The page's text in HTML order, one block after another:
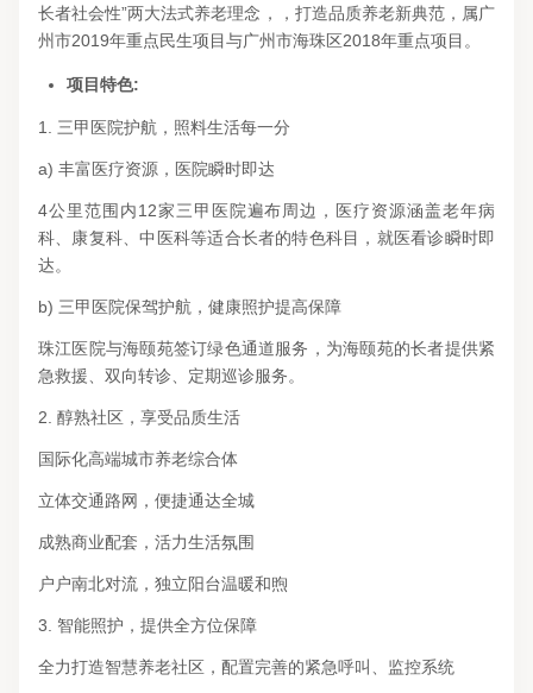
长者社会性”两大法式养老理念，，打造品质养老新典范，属广
州市2019年重点民生项目与广州市海珠区2018年重点项目。
项目特色:
1. 三甲医院护航，照料生活每一分
a) 丰富医疗资源，医院瞬时即达
4公里范围内12家三甲医院遍布周边，医疗资源涵盖老年病
科、康复科、中医科等适合长者的特色科目，就医看诊瞬时即
达。
b) 三甲医院保驾护航，健康照护提高保障
珠江医院与海颐苑签订绿色通道服务，为海颐苑的长者提供紧
急救援、双向转诊、定期巡诊服务。
2. 醇熟社区，享受品质生活
国际化高端城市养老综合体
立体交通路网，便捷通达全城
成熟商业配套，活力生活氛围
户户南北对流，独立阳台温暖和煦
3. 智能照护，提供全方位保障
全力打造智慧养老社区，配置完善的紧急呼叫、监控系统